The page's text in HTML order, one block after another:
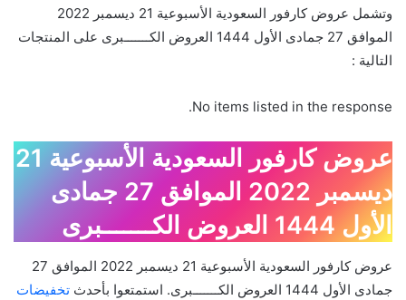
وتشمل عروض كارفور السعودية الأسبوعية 21 ديسمبر 2022
الموافق 27 جمادى الأول 1444 العروض الكـــــــبرى على المنتجات
التالية :
No items listed in the response.
عروض كارفور السعودية الأسبوعية 21
ديسمبر 2022 الموافق 27 جمادى
الأول 1444 العروض الكـــــــبرى
عروض كارفور السعودية الأسبوعية 21 ديسمبر 2022 الموافق 27
جمادى الأول 1444 العروض الكـــــــبرى. استمتعوا بأحدث
تخفيضات